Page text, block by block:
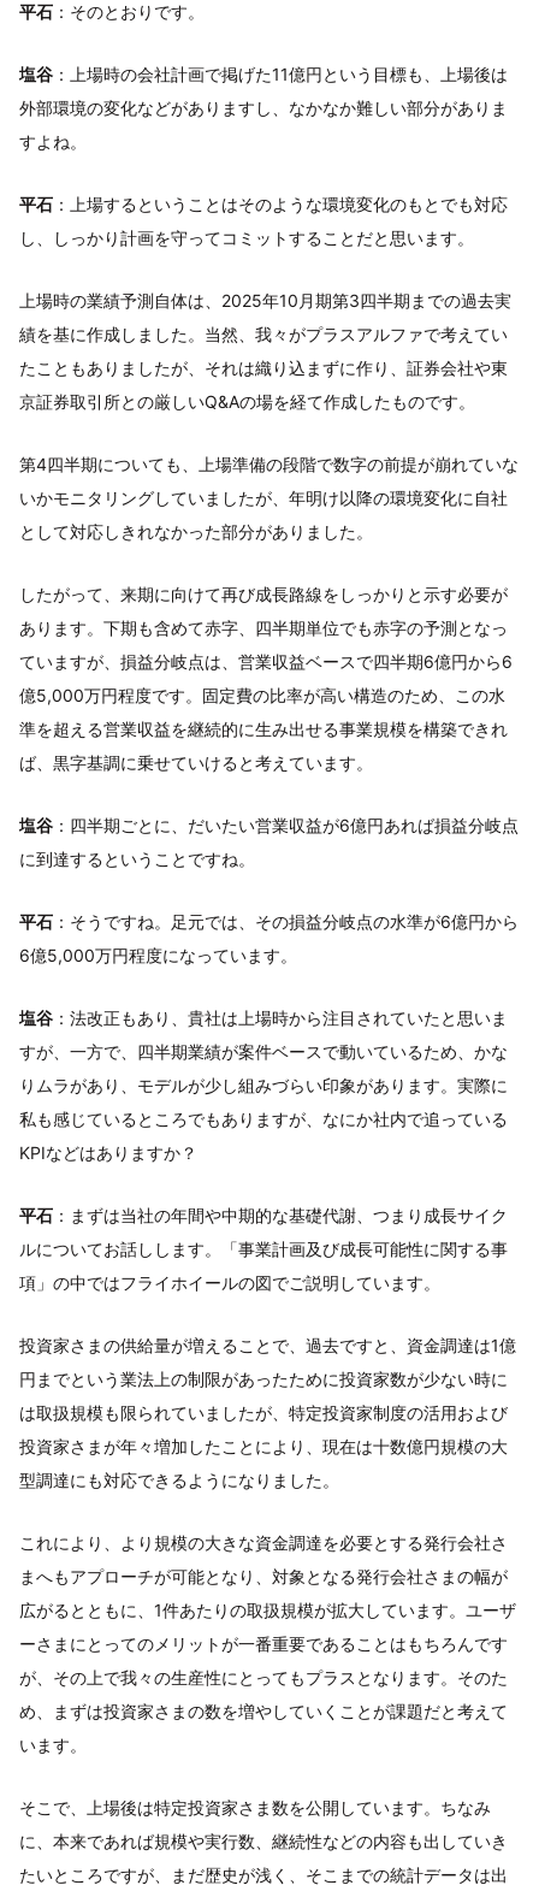
平石 ：そのとおりです。
塩谷 ：上場時の会社計画で掲げた11億円という目標も、上場後は
外部環境の変化などがありますし、なかなか難しい部分がありま
すよね。
平石 ：上場するということはそのような環境変化のもとでも対応
し、しっかり計画を守ってコミットすることだと思います。
上場時の業績予測自体は、2025年10月期第3四半期までの過去実
績を基に作成しました。当然、我々がプラスアルファで考えてい
たこともありましたが、それは織り込まずに作り、証券会社や東
京証券取引所との厳しいQ&Aの場を経て作成したものです。
第4四半期についても、上場準備の段階で数字の前提が崩れていな
いかモニタリングしていましたが、年明け以降の環境変化に自社
として対応しきれなかった部分がありました。
したがって、来期に向けて再び成長路線をしっかりと示す必要が
あります。下期も含めて赤字、四半期単位でも赤字の予測となっ
ていますが、損益分岐点は、営業収益ベースで四半期6億円から6
億5,000万円程度です。固定費の比率が高い構造のため、この水
準を超える営業収益を継続的に生み出せる事業規模を構築できれ
ば、黒字基調に乗せていけると考えています。
塩谷 ：四半期ごとに、だいたい営業収益が6億円あれば損益分岐点
に到達するということですね。
平石 ：そうですね。足元では、その損益分岐点の水準が6億円から
6億5,000万円程度になっています。
塩谷 ：法改正もあり、貴社は上場時から注目されていたと思いま
すが、一方で、四半期業績が案件ベースで動いているため、かな
りムラがあり、モデルが少し組みづらい印象があります。実際に
私も感じているところでもありますが、なにか社内で追っている
KPIなどはありますか？
平石 ：まずは当社の年間や中期的な基礎代謝、つまり成長サイク
ルについてお話しします。「事業計画及び成長可能性に関する事
項」の中ではフライホイールの図でご説明しています。
投資家さまの供給量が増えることで、過去ですと、資金調達は1億
円までという業法上の制限があったために投資家数が少ない時に
は取扱規模も限られていましたが、特定投資家制度の活用および
投資家さまが年々増加したことにより、現在は十数億円規模の大
型調達にも対応できるようになりました。
これにより、より規模の大きな資金調達を必要とする発行会社さ
まへもアプローチが可能となり、対象となる発行会社さまの幅が
広がるとともに、1件あたりの取扱規模が拡大しています。ユーザ
ーさまにとってのメリットが一番重要であることはもちろんです
が、その上で我々の生産性にとってもプラスとなります。そのた
め、まずは投資家さまの数を増やしていくことが課題だと考えて
います。
そこで、上場後は特定投資家さま数を公開しています。ちなみ
に、本来であれば規模や実行数、継続性などの内容も出していき
たいところですが、まだ歴史が浅く、そこまでの統計データは出